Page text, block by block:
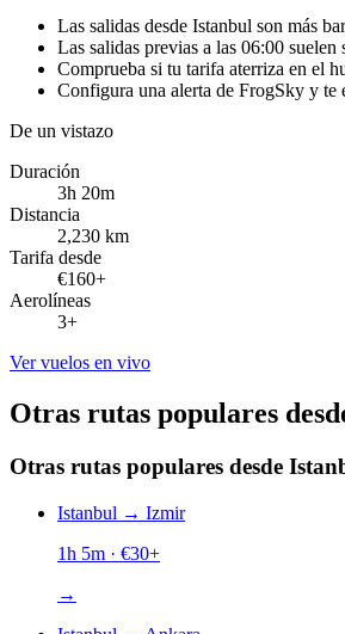
Las salidas desde Istanbul son más
Las salidas previas a las 06:00
Comprueba si tu tarifa aterriza en el
Configura una alerta de FrogSky y te
De un vistazo
Duración
3h 20m
Distancia
2,230 km
Tarifa desde
€160+
Aerolíneas
3+
Ver vuelos en vivo
Otras rutas populares
Otras rutas populares desde
Istanbul → Izmir
1h 5m · €30+
→